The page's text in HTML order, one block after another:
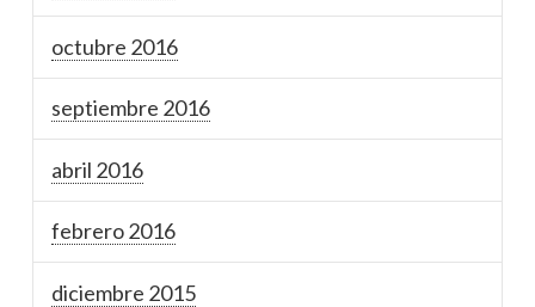
octubre 2016
septiembre 2016
abril 2016
febrero 2016
diciembre 2015